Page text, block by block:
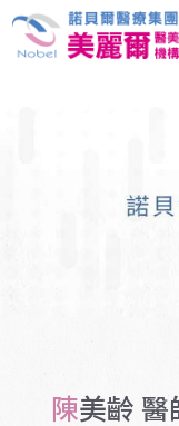
陳美齡